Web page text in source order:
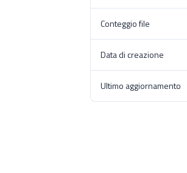
Conteggio file
Data di creazione
Ultimo aggiornamento